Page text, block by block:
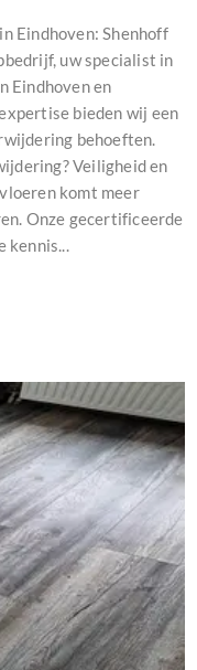
Eindhoven: Shenhoff
uw specialist in
Eindhoven en
bieden wij een
behoeften.
Veiligheid en
komt meer
Onze gecertificeerde
kennis...